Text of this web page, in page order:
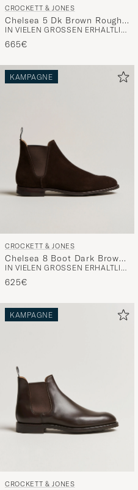
CROCKETT & JONES
Chelsea 5 Dk Brown Rough-
Out Suede
IN VIELEN GRÖSSEN ERHÄLTLICH
665€
KAMPAGNE
CROCKETT & JONES
Chelsea 8 Boot Dark Brown
Suede
IN VIELEN GRÖSSEN ERHÄLTLICH
625€
KAMPAGNE
CROCKETT & JONES